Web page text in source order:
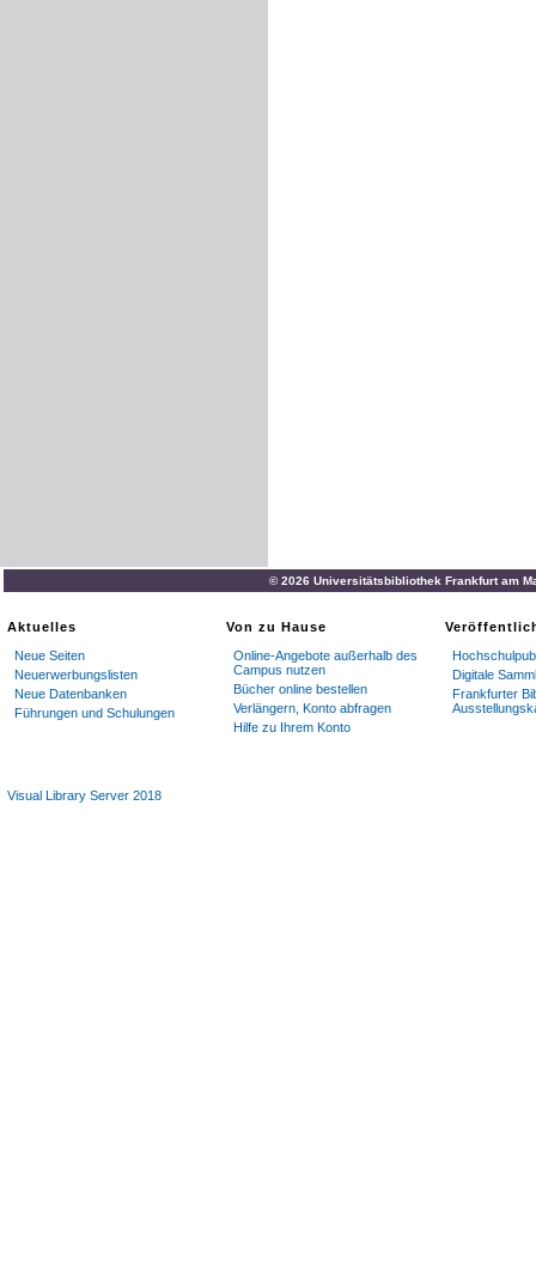
© 2026 Universitätsbibliothek Frankfurt am
Aktuelles
Neue Seiten
Neuerwerbungslisten
Neue Datenbanken
Führungen und Schulungen
Von zu Hause
Online-Angebote außerhalb des
Campus nutzen
Bücher online bestellen
Verlängern, Konto abfragen
Hilfe zu Ihrem Konto
Digitale
Frankfurter
Visual Library Server 2018